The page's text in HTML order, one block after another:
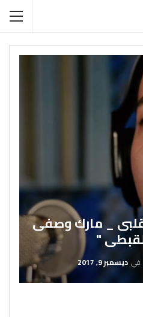
_ مارك وصفى
"
في ديسمبر 9, 2017